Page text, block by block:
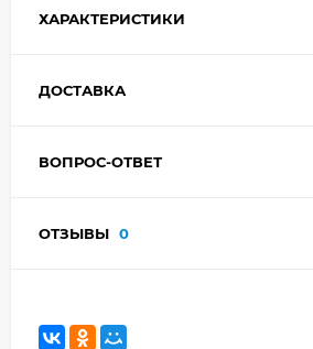
ХАРАКТЕРИСТИКИ
ДОСТАВКА
ВОПРОС-ОТВЕТ
ОТЗЫВЫ 0